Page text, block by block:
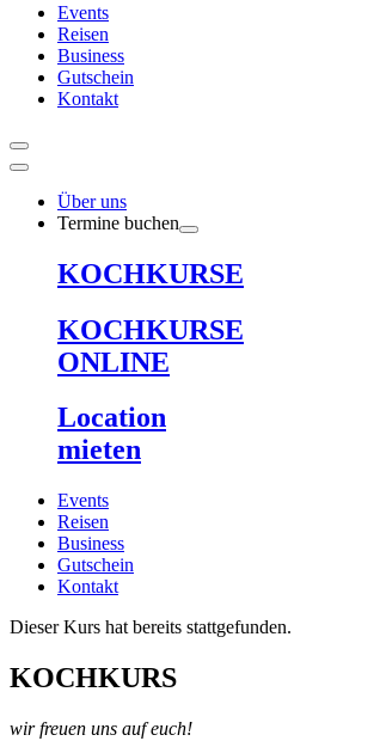
Events
Reisen
Business
Gutschein
Kontakt
Über uns
Termine buchen
KOCHKURSE
KOCHKURSE
ONLINE
Location
mieten
Events
Reisen
Business
Gutschein
Kontakt
Dieser Kurs hat bereits stattgefunden.
KOCHKURS
wir freuen uns auf euch!